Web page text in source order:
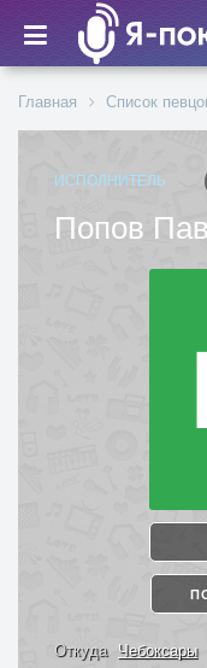
Главная Список
ИСПОЛНИТЕЛЬ
Попов
Откуда Чебоксары